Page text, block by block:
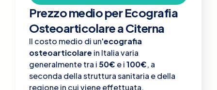
Prezzo medio per Ecografia
Osteoarticolare a Citerna
Il costo medio di un'ecografia
osteoarticolare in Italia varia
generalmente tra i 50€ e i100€, a
seconda della struttura sanitaria e della
regione in cui viene effettuata.